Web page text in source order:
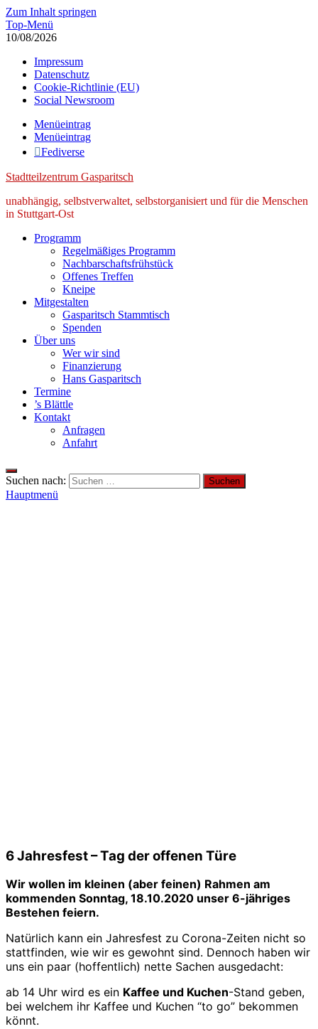
Zum Inhalt springen
Top-Menü
10/08/2026
Impressum
Datenschutz
Cookie-Richtlinie (EU)
Social Newsroom
Menüeintrag
Menüeintrag
Fediverse
Stadtteilzentrum Gasparitsch
unabhängig, selbstverwaltet, selbstorganisiert und für die Menschen
in Stuttgart-Ost
Programm
Regelmäßiges Programm
Nachbarschaftsfrühstück
Offenes Treffen
Kneipe
Mitgestalten
Gasparitsch Stammtisch
Spenden
Über uns
Wer wir sind
Finanzierung
Hans Gasparitsch
Termine
’s Blättle
Kontakt
Anfragen
Anfahrt
Suchen nach:
Hauptmenü
6 Jahresfest – Tag der offenen Türe
Wir wollen im kleinen (aber feinen) Rahmen am
kommenden Sonntag, 18.10.2020 unser 6-jähriges
Bestehen feiern.
Natürlich kann ein Jahresfest zu Corona-Zeiten nicht so
stattfinden, wie wir es gewohnt sind. Dennoch haben wir
uns ein paar (hoffentlich) nette Sachen ausgedacht:
ab 14 Uhr wird es ein Kaffee und Kuchen-Stand geben,
bei welchem ihr Kaffee und Kuchen “to go” bekommen
könnt.